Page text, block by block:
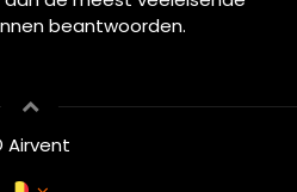
beantwoorden.
Airvent